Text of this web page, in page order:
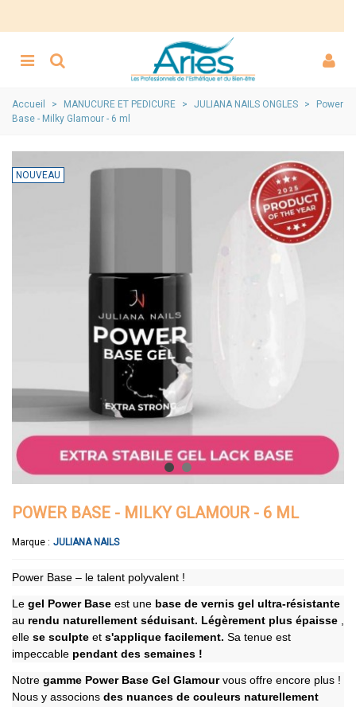
Accueil > MANUCURE ET PEDICURE > JULIANA NAILS ONGLES >
Power
Base - Milky Glamour - 6 ml
NOUVEAU
POWER BASE - MILKY GLAMOUR - 6 ML
Marque : JULIANA NAILS
Power Base – le talent polyvalent !
Le gel Power Base est une base de vernis gel ultra-résistante
au rendu naturellement séduisant. Légèrement plus épaisse
elle se sculpte et s'applique facilement. Sa tenue est
impeccable pendant des semaines !
Notre gamme Power Base Gel Glamourvous offre encore plus !
Nous y associons des nuances de couleurs naturellement